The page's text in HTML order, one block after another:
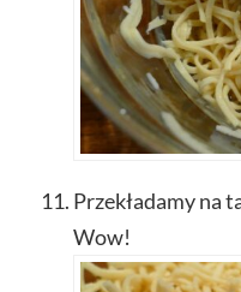
Przekładamy na
Wow!